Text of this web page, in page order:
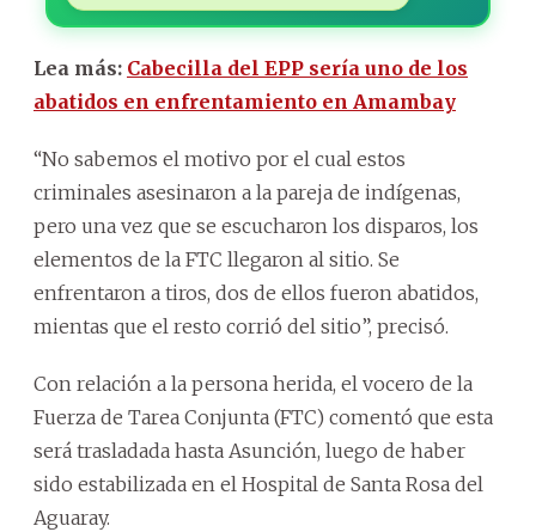
Lea más: Cabecilla del EPP sería uno de los
abatidos en enfrentamiento en Amambay
“No sabemos el motivo por el cual estos
criminales asesinaron a la pareja de indígenas,
pero una vez que se escucharon los disparos, los
elementos de la FTC llegaron al sitio. Se
enfrentaron a tiros, dos de ellos fueron abatidos,
mientas que el resto corrió del sitio”, precisó.
Con relación a la persona herida, el vocero de la
Fuerza de Tarea Conjunta (FTC) comentó que esta
será trasladada hasta Asunción, luego de haber
sido estabilizada en el Hospital de Santa Rosa del
Aguaray.